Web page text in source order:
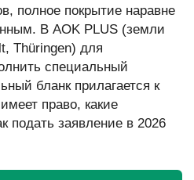
полное покрытие наравне
В AOK PLUS (земли
Thüringen) для
специальный
бланк прилагается к
право, какие
подать заявление в 2026